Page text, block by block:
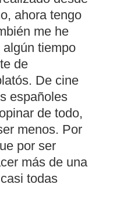
ahora tengo
me he
tiempo
de
De cine
españoles
de todo,
menos. Por
por ser
más de una
todas